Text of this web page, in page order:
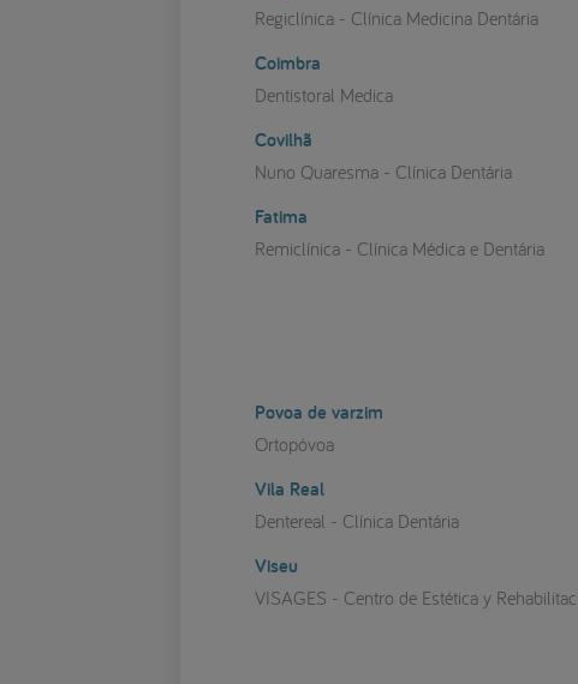
Regiclínica - Clínica Medicina Dentária
Coimbra
Dentistoral Medica
Covilhã
Nuno Quaresma - Clínica Dentária
Fatima
Remiclínica - Clínica Médica e Dentária
Povoa de varzim
Ortopóvoa
Vila Real
Dentereal - Clínica Dentária
Viseu
VISAGES - Centro de Estética y